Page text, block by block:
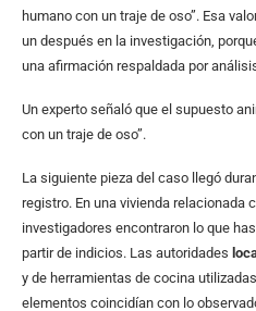
humano con un traje de oso”. Esa
un después en la investigación,
una afirmación respaldada por
Un experto señaló que el supuesto
con un traje de oso”.
La siguiente pieza del caso llegó
registro. En una vivienda relacionada
investigadores encontraron lo que
partir de indicios. Las autoridades
y de herramientas de cocina
elementos coincidían con lo